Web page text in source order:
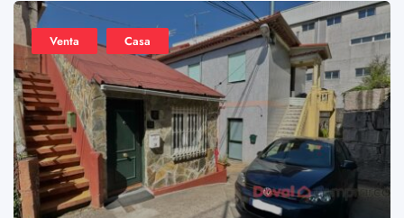
Venta Casa